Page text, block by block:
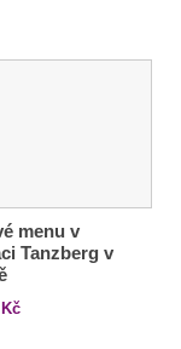
menu v
Tanzberg v
Kč